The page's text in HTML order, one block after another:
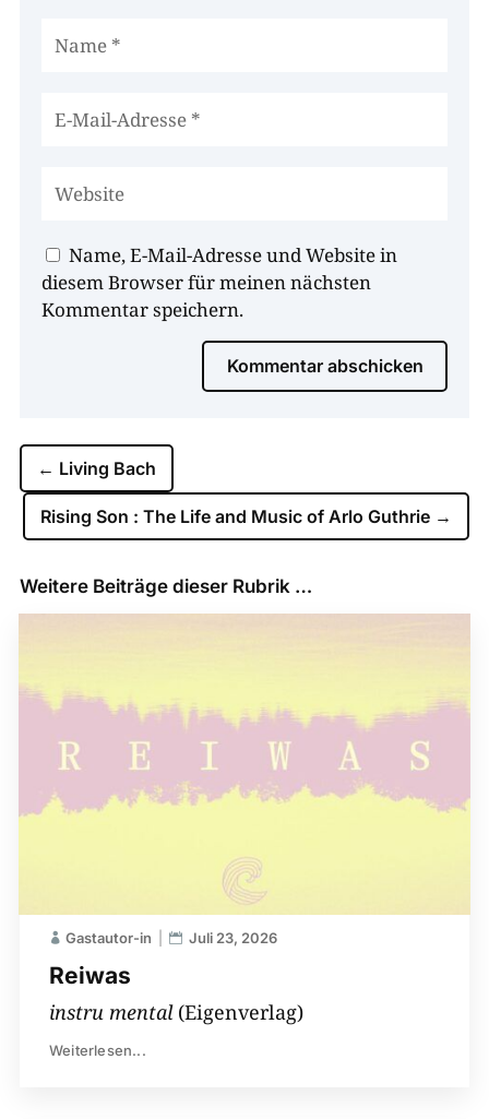
Name, E-Mail-Adresse und Website in
diesem Browser für meinen nächsten
Kommentar speichern.
Kommentar abschicken
← Living Bach
Rising Son : The Life and Music of Arlo Guthrie →
Weitere Beiträge dieser Rubrik …
Reiwas
Gastautor-in Juli 23, 2026
instru mental(Eigenverlag)
Weiterlesen...